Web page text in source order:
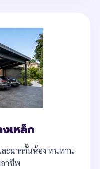
งเหล็ก
ละฉากกั้นห้อง ทนทาน
าชีพ